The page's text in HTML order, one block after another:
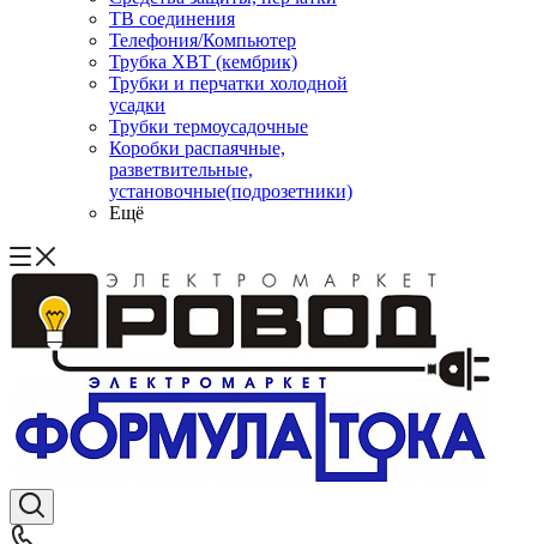
ТВ соединения
Телефония/Компьютер
Трубка ХВТ (кембрик)
Трубки и перчатки холодной
усадки
Трубки термоусадочные
Коробки распаячные,
разветвительные,
установочные(подрозетники)
Ещё